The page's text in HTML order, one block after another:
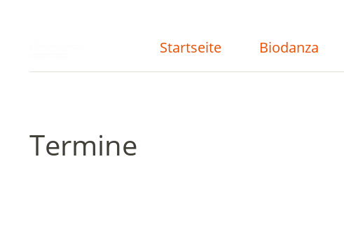
Startseite Biodanza
Termine